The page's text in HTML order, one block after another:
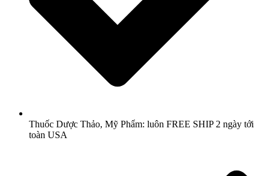
Thuốc Dược Thảo, Mỹ Phẩm: luôn FREE SHIP 2 ngày tới
toàn USA